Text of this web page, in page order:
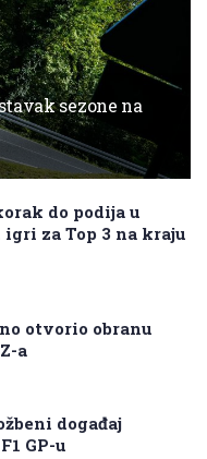
sezone na
do podija u
za Top 3 na kraju
otvorio obranu
a
događaj
GP-u